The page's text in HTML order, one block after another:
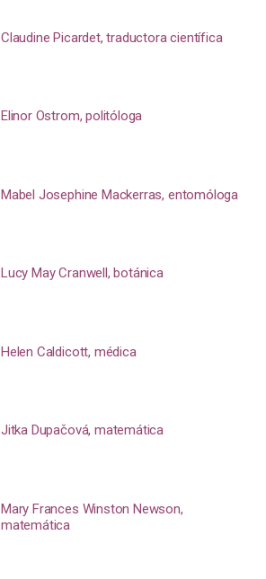
Claudine Picardet, traductora científica
Elinor Ostrom, politóloga
Mabel Josephine Mackerras, entomóloga
Lucy May Cranwell, botánica
Helen Caldicott, médica
Jitka Dupačová, matemática
Mary Frances Winston Newson,
matemática